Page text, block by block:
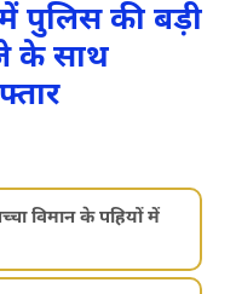
में पुलिस की बड़ी
के साथ
विमान के पहियों में